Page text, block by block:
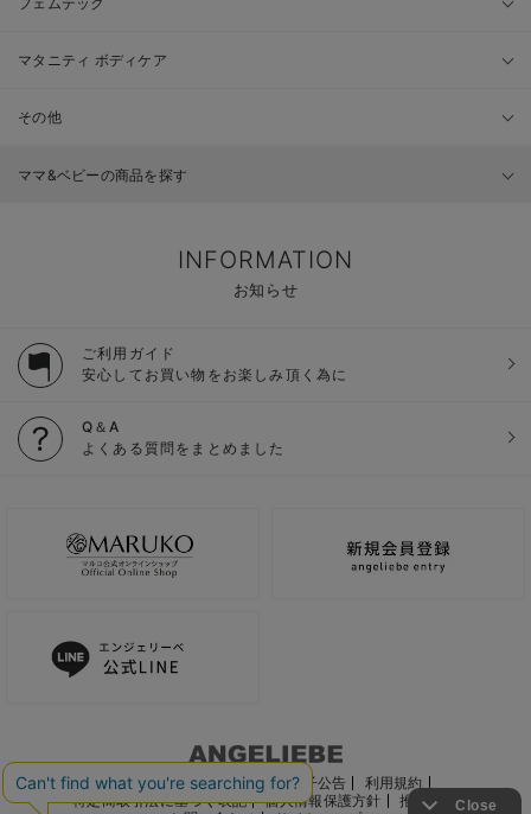
マタニティ ボディケア
その他
ママ&ベビーの商品を探す
INFORMATION
お知らせ
ご利用ガイド
安心してお買い物をお楽しみ頂く為に
Q＆A
よくある質問をまとめました
ご利用ガイド 会社概要 電子公告
利用規約
特定商取引法に基づく表記
個人情報保護方針
推奨環境